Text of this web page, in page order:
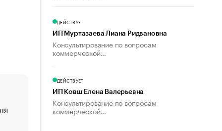
«От спорта тело стареет иначе». Как живет глава
создавшей GTA
ДЕЙСТВУЕТ
ИП Муртазаева Лиана Ридвановна
Консультирование по вопросам
коммерческой...
ДЕЙСТВУЕТ
ИП Ковш Елена Валерьевна
Консультирование по вопросам
коммерческой...